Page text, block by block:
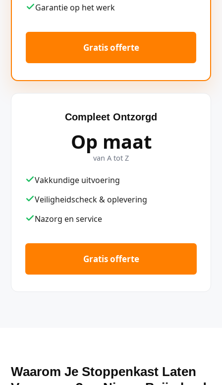
Garantie op het werk
Gratis offerte
Compleet Ontzorgd
Op maat
van A tot Z
Vakkundige uitvoering
Veiligheidscheck & oplevering
Nazorg en service
Gratis offerte
Waarom Je Stoppenkast Laten